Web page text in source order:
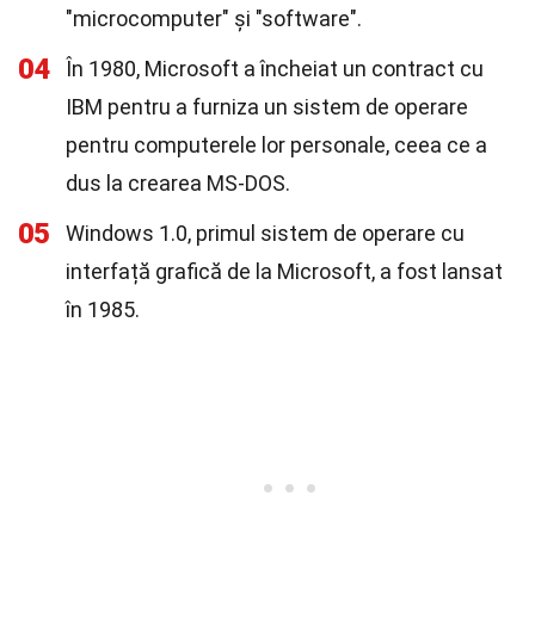
"microcomputer" și "software".
04
În 1980, Microsoft a încheiat un contract cu
IBM pentru a furniza un sistem de operare
pentru computerele lor personale, ceea ce a
dus la crearea MS-DOS.
05
Windows 1.0, primul sistem de operare cu
interfață grafică de la Microsoft, a fost lansat
în 1985.